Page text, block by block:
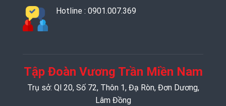
Hotline : 0901.007.369
Tập Đoàn Vương Trần Miền Nam
Trụ sở: Ql 20, Số 72, Thôn 1, Đạ Ròn, Đơn Dương,
Lâm Đồng